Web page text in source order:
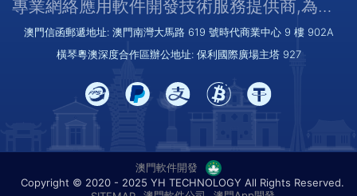
專業網絡應用軟件開發技術服務提供商,為您提供優質/可靠的服務
澳門信函郵遞地址: 澳門南灣大馬路 619 號時代商業中心 9 樓 902A
橫琴粵澳深度合作區辦公地址: 保利國際廣場主塔 927
澳門軟件開發
Copyright © 2020 - 2025 YH TECHNOLOGY All Rights Reserved.